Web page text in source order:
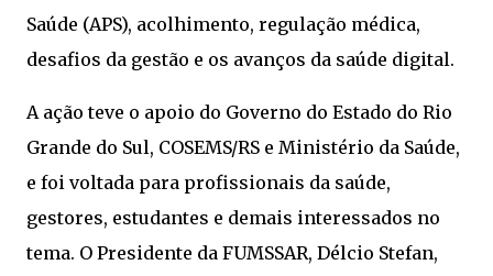
Saúde (APS), acolhimento, regulação médica,
desafios da gestão e os avanços da saúde digital.
A ação teve o apoio do Governo do Estado do Rio
Grande do Sul, COSEMS/RS e Ministério da Saúde,
e foi voltada para profissionais da saúde,
gestores, estudantes e demais interessados no
tema. O Presidente da FUMSSAR, Délcio Stefan,